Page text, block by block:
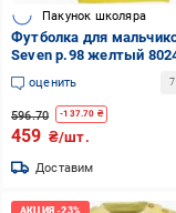
Пакунок школяра
Футболка для
Seven р.98 желтый
00/1511
оценить
596.70 -137.70 ₴
459 ₴/шт.
Доставим